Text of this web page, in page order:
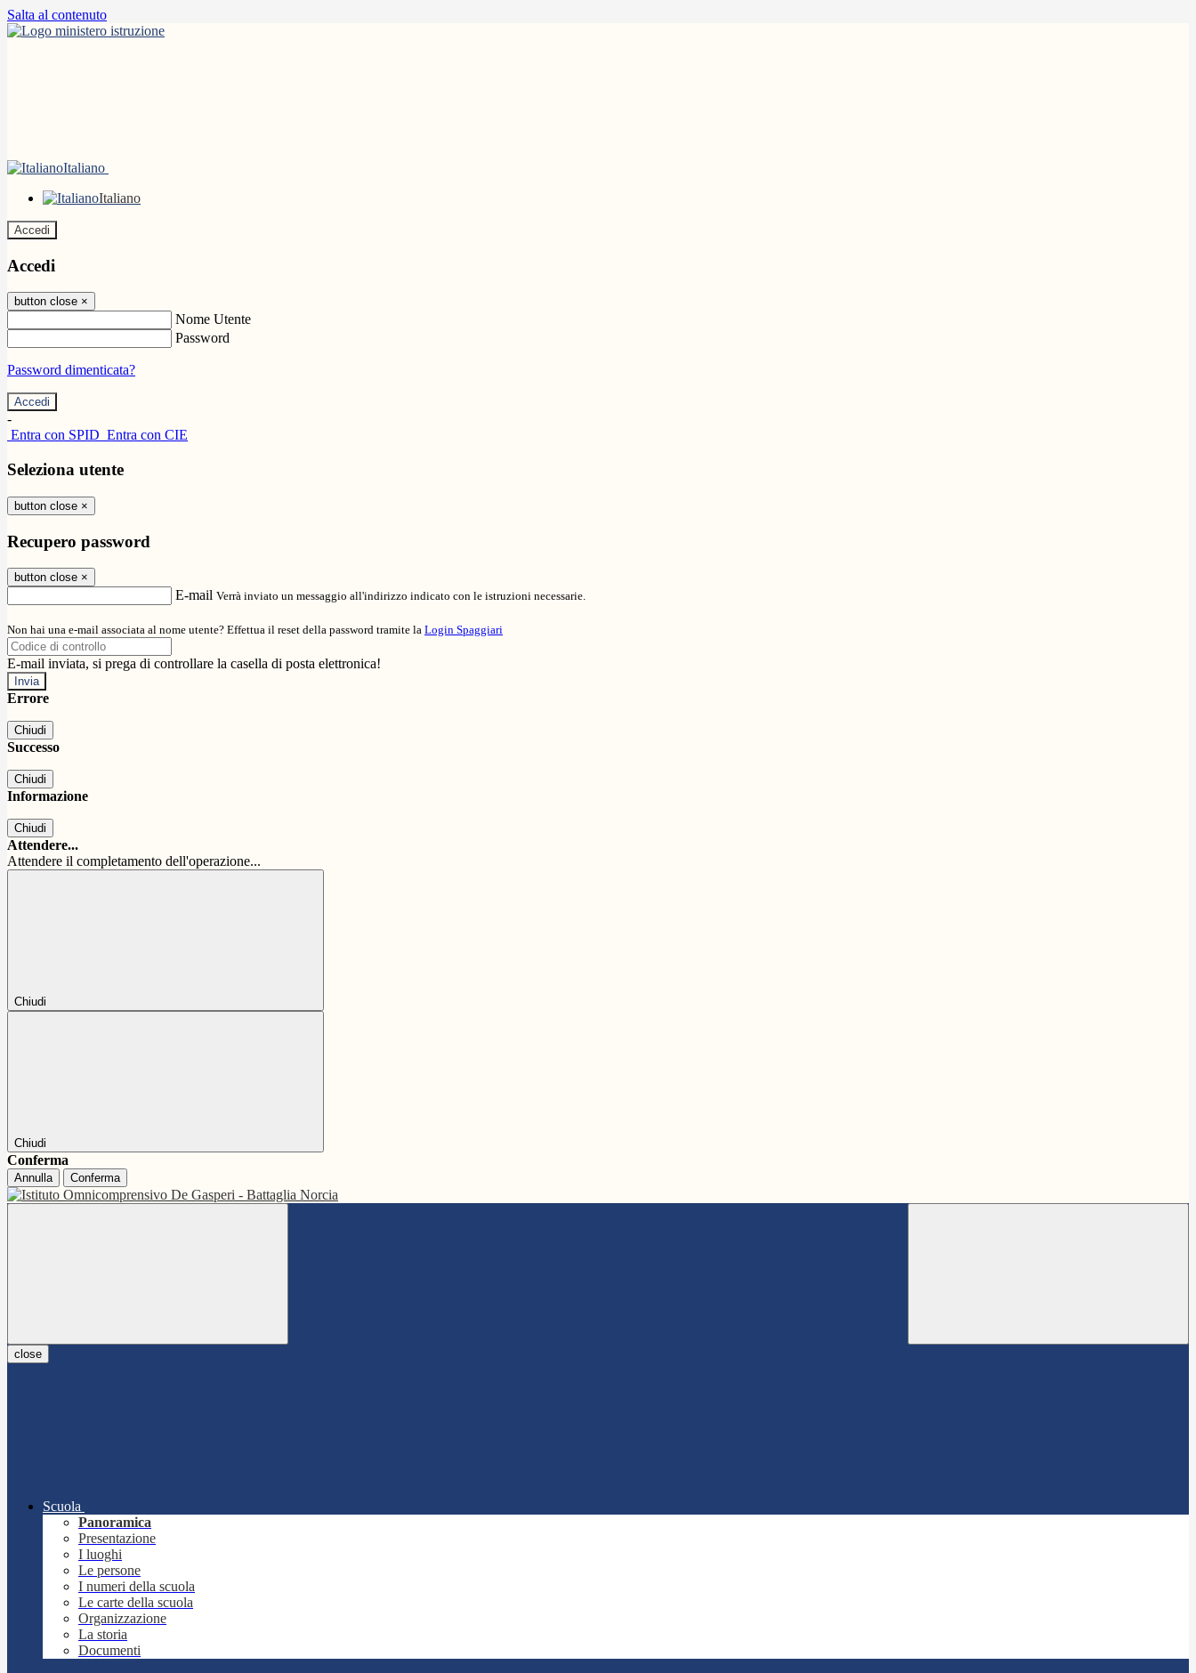
Salta al contenuto
Italiano
Italiano
Accedi
Accedi
button close ×
Nome Utente
Password
Password dimenticata?
-
Entra con SPID Entra con CIE
Seleziona utente
button close ×
Recupero password
button close ×
E-mail Verrà inviato un messaggio all'indirizzo indicato con le istruzioni necessarie.
Non hai una e-mail associata al nome utente? Effettua il reset della password tramite la Login Spaggiari
E-mail inviata, si prega di controllare la casella di posta elettronica!
Errore
Chiudi
Successo
Chiudi
Informazione
Chiudi
Attendere...
Attendere il completamento dell'operazione...
Chiudi
Chiudi
Conferma
Annulla Conferma
close
Scuola
Panoramica
Presentazione
I luoghi
Le persone
I numeri della scuola
Le carte della scuola
Organizzazione
La storia
Documenti